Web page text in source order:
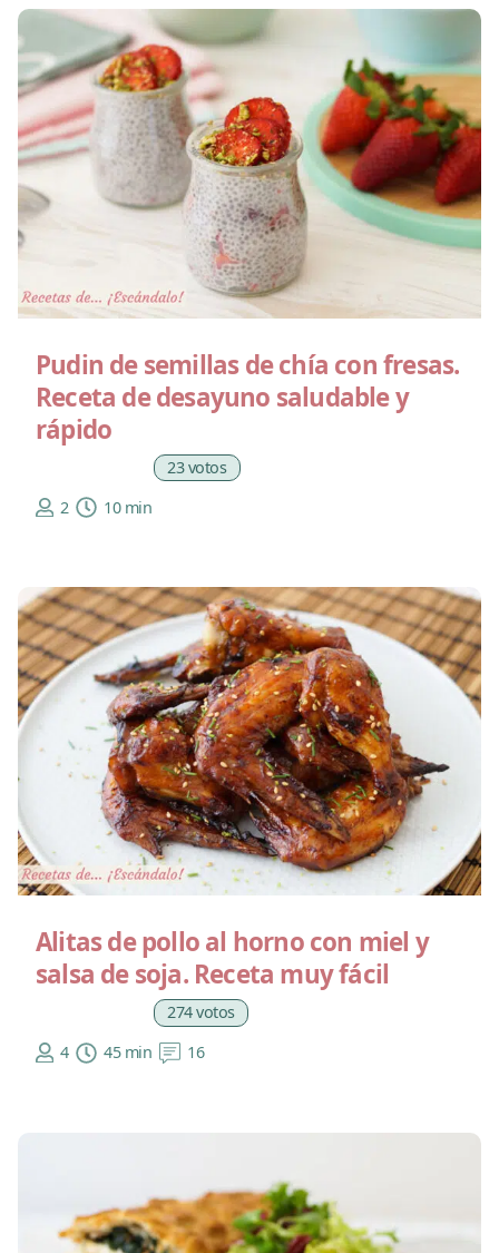
Pudin de semillas de chía con fresas.
Receta de desayuno saludable y
rápido
23 votos
2
10 min
Alitas de pollo al horno con miel y
salsa de soja. Receta muy fácil
274 votos
4
45 min 16